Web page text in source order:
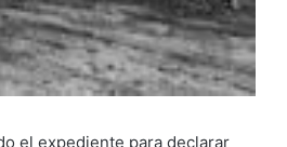
el expediente para declarar